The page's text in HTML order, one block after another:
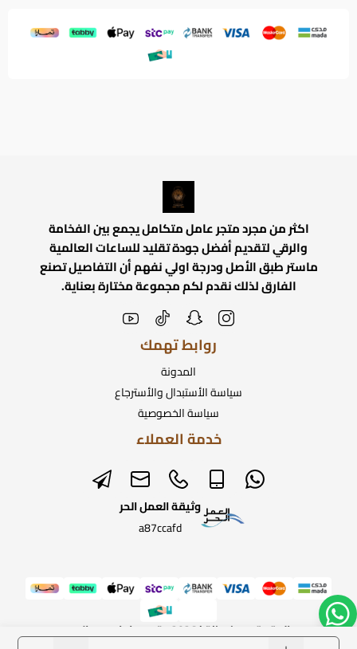
اكثر من مجرد متجر عامل متكامل يجمع بين الفخامة
والرقي لتقديم أفضل جودة تقليد للساعات العالمية
ماستر طبق الأصل ودرجة اولي نفهم أن التفاصيل تصنع
الفارق لذلك نقدم لكم مجموعة مختارة بعناية.
روابط تهمك
المدونة
سياسة الأستبدال والأسترجاع
سياسة الخصوصية
خدمة العملاء
وثيقة العمل الحر
a87ccafd
الحقوق محفوظة | 2026 متجر ساعات رومانس